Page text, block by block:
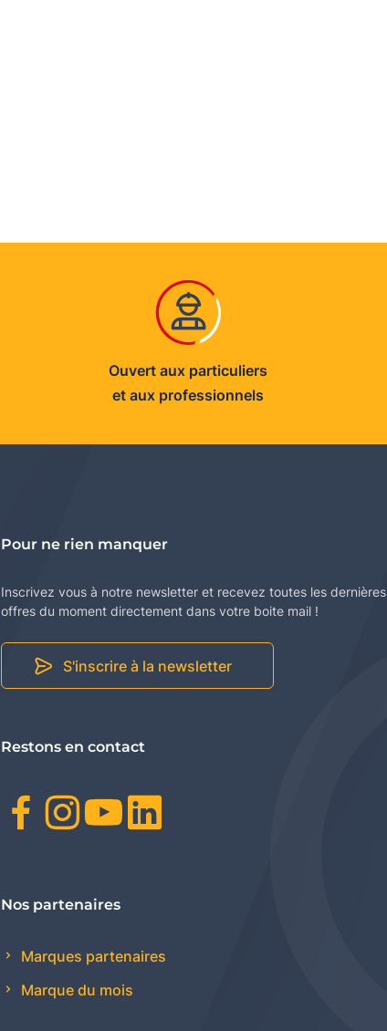
Ouvert aux particuliers
et aux professionnels
Pour ne rien manquer
Inscrivez vous à notre newsletter et recevez toutes les dernières
offres du moment directement dans votre boite mail !
S'inscrire à la newsletter
Restons en contact
Facebook
Instagram
Youtube
Nos partenaires
Marques partenaires
Marque du mois